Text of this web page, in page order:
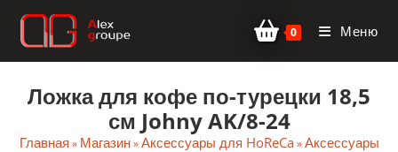
Перейти
0 Меню
Ложка для кофе по-турецки 18,5
см Johny AK/8-24
Главная » Магазин»Аксессуары для HoReCa»Аксессуары